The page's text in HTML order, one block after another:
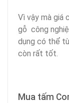
Vì vậy mà giá
gỗ công
dụng có thể
còn rất tốt.
Mua tấm